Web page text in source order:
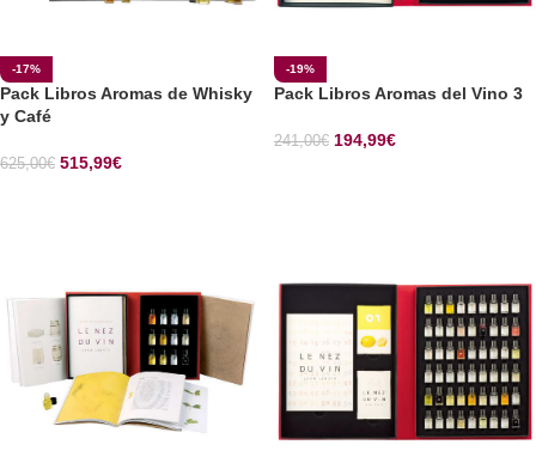
-17%
Pack Libros Aromas de Whisky
y Café
625,00€ 515,99€
-19%
Pack Libros Aromas del Vino 3
241,00€ 194,99€